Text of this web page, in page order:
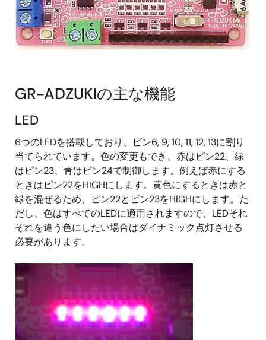
GR-ADZUKIの主な機能
LED
6つのLEDを搭載しており、ピン6, 9, 10, 11, 12, 13に割り
当てられています。色の変更もでき、赤はピン22、緑
はピン23、青はピン24で制御します。例えば赤にする
ときはピン22をHIGHにします。黄色にするときは赤と
緑を混ぜるため、ピン22とピン23をHIGHにします。た
だし、色はすべてのLEDに適用されますので、LEDそれ
ぞれを違う色にしたい場合はダイナミック点灯させる
必要があります。